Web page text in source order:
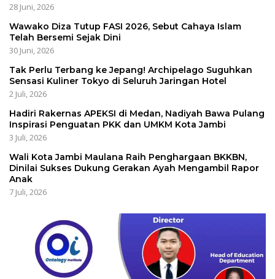
28 Juni, 2026
Wawako Diza Tutup FASI 2026, Sebut Cahaya Islam
Telah Bersemi Sejak Dini
30 Juni, 2026
Tak Perlu Terbang ke Jepang! Archipelago Suguhkan
Sensasi Kuliner Tokyo di Seluruh Jaringan Hotel
2 Juli, 2026
Hadiri Rakernas APEKSI di Medan, Nadiyah Bawa Pulang
Inspirasi Penguatan PKK dan UMKM Kota Jambi
3 Juli, 2026
Wali Kota Jambi Maulana Raih Penghargaan BKKBN,
Dinilai Sukses Dukung Gerakan Ayah Mengambil Rapor
Anak
7 Juli, 2026